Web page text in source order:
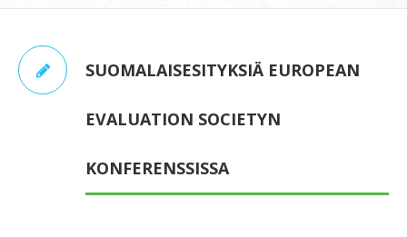
SUOMALAISESITYKSIÄ EUROPEAN
EVALUATION SOCIETYN
KONFERENSSISSA